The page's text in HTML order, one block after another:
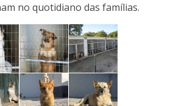
no quotidiano das famílias.